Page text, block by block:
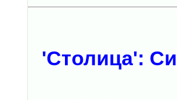
'Столица':